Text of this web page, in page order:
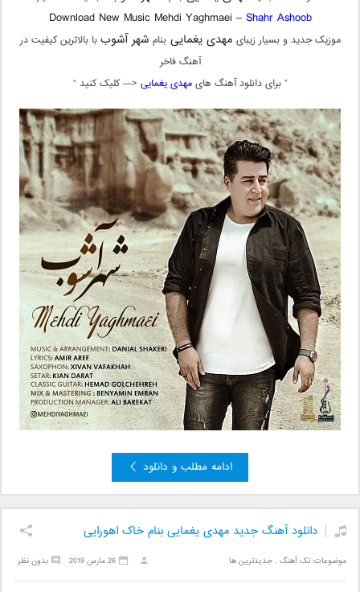
Download New Music Mehdi Yaghmaei –Shahr Ashoob
موزیک جدید و بسیار زیبای مهدی یغماییبنام شهر آشوببا بالاترین کیفیت در
آهنگ فاخر
” برای دانلود آهنگ هایمهدی یغمایی <— کلیک کنید “
ادامه مطلب و دانلود
دانلود آهنگ جدید مهدی یغمایی بنام خاک اهورایی
موضوعات:تک آهنگ ,جدیدترین ها بدون نظر 26 مارس 2019